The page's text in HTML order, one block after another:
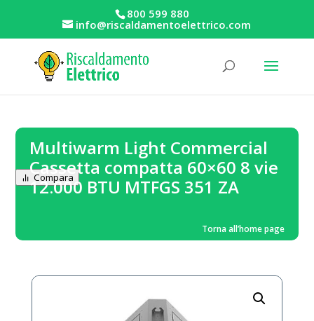
800 599 880
info@riscaldamentoelettrico.com
Multiwarm Light Commercial
Cassetta compatta 60×60 8 vie
12.000 BTU MTFGS 351 ZA
Compara
Torna all’home page